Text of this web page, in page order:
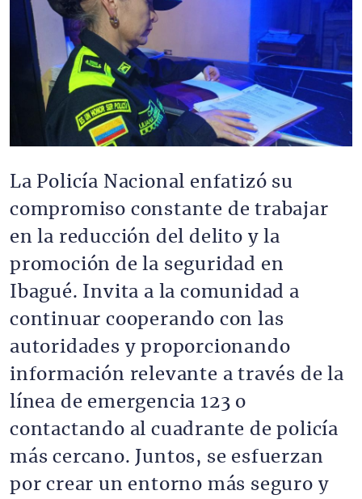
La Policía Nacional enfatizó su
compromiso constante de trabajar
en la reducción del delito y la
promoción de la seguridad en
Ibagué. Invita a la comunidad a
continuar cooperando con las
autoridades y proporcionando
información relevante a través de la
línea de emergencia 123 o
contactando al cuadrante de policía
más cercano. Juntos, se esfuerzan
por crear un entorno más seguro y